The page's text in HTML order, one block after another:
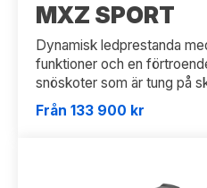
MXZ SPORT
Dynamisk ledprestanda
funktioner och en
snöskoter som är tung på
Från 133 900 kr